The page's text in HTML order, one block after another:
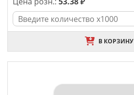
В КОРЗИНУ